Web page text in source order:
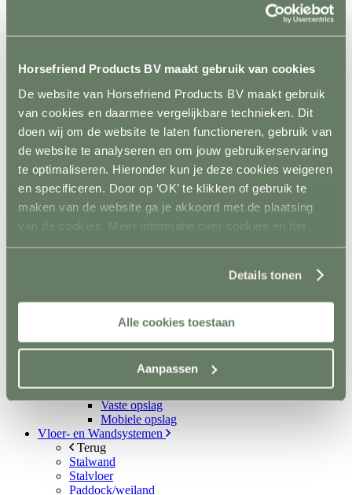
Horsefriend Products BV maakt gebruik van cookies
De website van Horsefriend Products BV maakt gebruik
van cookies en daarmee vergelijkbare technieken. Dit
doen wij om de website te laten functioneren, gebruik van
de website te analyseren en om jouw gebruikerservaring
te optimaliseren. Hieronder kun je deze cookies weigeren
en specificeren. Door op ‘OK’ te klikken of gebruik te
maken van de website ga je akkoord met de plaatsing
van de cookies. Meer informatie over cookies en het
gebruik van persoonsgegevens door Horsefriend
Details tonen
Alle cookies toestaan
Aanpassen
Lichttherapie
Stop kicking systeem
Terug
Springen
Balken
Staanders
Lepels
Complete hindernisen
Cavalettis
Sponsorhindernissen
Sloten
Dressuur
Mennen
Terug
Staanders
Hindernisopslag
Terug
Vaste opslag
Mobiele opslag
Vloer- en Wandsystemen
Terug
Stalwand
Stalvloer
Paddock/weiland